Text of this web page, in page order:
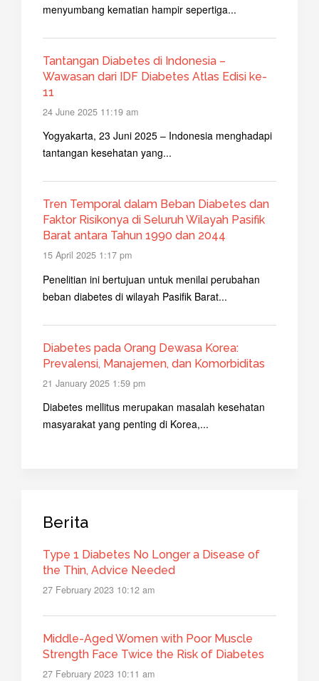
menyumbang kematian hampir sepertiga...
Tantangan Diabetes di Indonesia –
Wawasan dari IDF Diabetes Atlas Edisi ke-
11
24 June 2025 11:19 am
Yogyakarta, 23 Juni 2025 – Indonesia menghadapi
tantangan kesehatan yang...
Tren Temporal dalam Beban Diabetes dan
Faktor Risikonya di Seluruh Wilayah Pasifik
Barat antara Tahun 1990 dan 2044
15 April 2025 1:17 pm
Penelitian ini bertujuan untuk menilai perubahan
beban diabetes di wilayah Pasifik Barat...
Diabetes pada Orang Dewasa Korea:
Prevalensi, Manajemen, dan Komorbiditas
21 January 2025 1:59 pm
Diabetes mellitus merupakan masalah kesehatan
masyarakat yang penting di Korea,...
Berita
Type 1 Diabetes No Longer a Disease of
the Thin, Advice Needed
27 February 2023 10:12 am
Middle-Aged Women with Poor Muscle
Strength Face Twice the Risk of Diabetes
27 February 2023 10:11 am